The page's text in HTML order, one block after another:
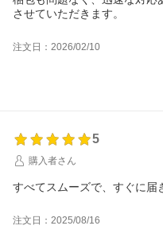
させていただきます。
注文日：2026/02/10
5
購入者さん
すべてスムーズで、すぐに届
注文日：2025/08/16